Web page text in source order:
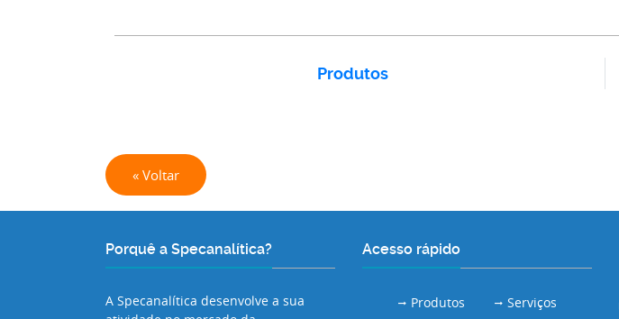
Produtos
« Voltar
Porquê a Specanalítica?
A Specanalítica desenvolve a sua
Acesso rápido
Produtos Serviços